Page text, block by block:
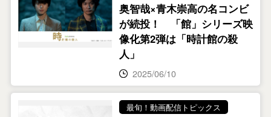
奥智哉×青木崇高の名コンビ
が続投！ 「館」シリーズ映
像化第2弾は「時計館の殺
人」
2025/06/10
最旬！動画配信トピックス